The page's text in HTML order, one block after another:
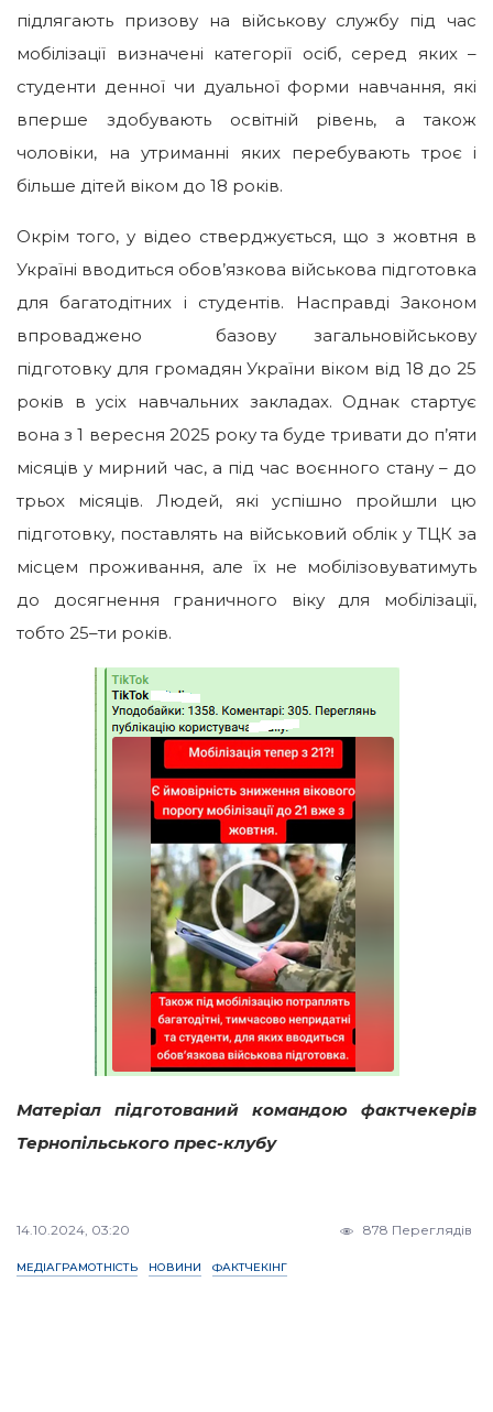
підлягають призову на військову службу під час
мобілізації визначені категорії осіб, серед яких –
студенти денної чи дуальної форми навчання, які
вперше здобувають освітній рівень, а також
чоловіки, на утриманні яких перебувають троє і
більше дітей віком до 18 років.
Окрім того, у відео стверджується, що з жовтня в
Україні вводиться обов’язкова військова підготовка
для багатодітних і студентів. Насправді Законом
впроваджено базову загальновійськову
підготовку для громадян України віком від 18 до 25
років в усіх навчальних закладах. Однак стартує
вона з 1 вересня 2025 року та буде тривати до п’яти
місяців у мирний час, а під час воєнного стану – до
трьох місяців. Людей, які успішно пройшли цю
підготовку, поставлять на військовий облік у ТЦК за
місцем проживання, але їх не мобілізовуватимуть
до досягнення граничного віку для мобілізації,
тобто 25–ти років.
Матеріал підготований командою фактчекерів
Тернопільського прес-клубу
14.10.2024, 03:20 878 Переглядів
МЕДІАГРАМОТНІСТЬ НОВИНИ ФАКТЧЕКІНГ